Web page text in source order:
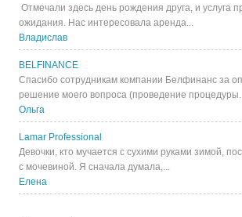
Отмечали здесь день рождения друга, и услуга
ожидания. Нас интересовала аренда...
Владислав
BELFINANCE
Спасибо сотрудникам компании Белфинанс за
решение моего вопроса (проведение
Ольга
Lamar Professional
Девочки, кто мучается с сухими руками зимой,
с мочевиной. Я сначала думала,...
Елена